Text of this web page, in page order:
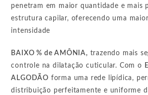
penetram em maior quantidade e mais
estrutura capilar, oferecendo uma
intensidade
BAIXO % de AMÔNIA, trazendo mais
controle na dilatação cuticular. Com o
ALGODÃO forma uma rede lipídica,
distribuição perfeitamente e uniforme